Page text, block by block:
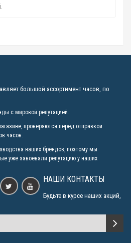
большой ассортимент часов, по
с мировой репутацией.
проверяются перед отправкой
часов.
наших брендов, поэтому мы
уже завоевали репутацию у наших
НАШИ КОНТАКТЫ
Будьте в курсе наших акций,